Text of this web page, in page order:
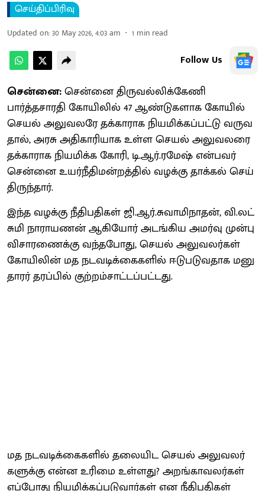
செய்திப்பிரிவு
Updated on:30 May 2026, 4:03 am 1 min read
Follow Us
சென்னை: ​சென்னை திரு​வல்​லிக்​கேணி
பார்த்தசாரதி கோயி​லில் 47 ஆண்​டு​களாக கோயில்
செயல் அலு​வலரே தக்​கா​ராக நியமிக்​கப்​பட்டு வரு​வ​
தால், அரசு அதி​காரி​யாக உள்ள செயல் அலு​வலரை
தக்​கா​ராக நியமிக்க கோரி, டி.ஆர்​.ரமேஷ் என்​பவர்
சென்னை உயர்​நீ​தி​மன்​றத்​தில் வழக்கு தாக்​கல் செய்​
திருந்​தார்.
இந்த வழக்கு நீதிப​தி​கள் ஜி.ஆர்​.சு​வாமி​நாதன், வி.லட்​
சுமி நாராயணன் ஆகியோர் அடங்​கிய அமர்வு முன்பு
விசா​ரணைக்கு வந்​த​போது, செயல் அலு​வலர்​கள்
கோயி​லின் மத நடவடிக்​கை​களில் ஈடு​படு​வ​தாக மனு​
தா​ரர் தரப்​பில் குற்​றம்​சாட்​டப்​பட்​டது.
மத நடவடிக்​கை​களில் தலை​யிட செயல் அலு​வலர்​
களுக்கு என்ன உரிமை உள்​ளது? அறங்காவலர்கள்
எப்​போது நியமிக்​கப்​படு​வார்​கள் என நீதிப​தி​கள்